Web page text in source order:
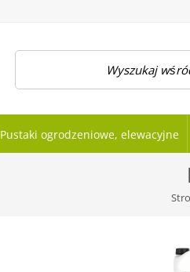
Pustaki ogrodzeniowe, elewacyjne